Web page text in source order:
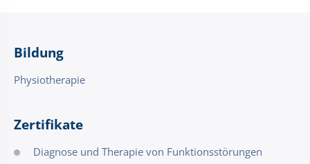
Bildung
Physiotherapie
Zertifikate
Diagnose und Therapie von Funktionsstörungen